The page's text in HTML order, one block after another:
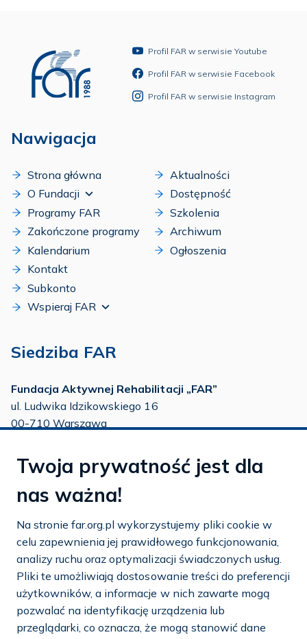
Profil FAR w serwisie Youtube
Profil FAR w serwisie Facebook
Profil FAR w serwisie Instagram
Nawigacja
Strona główna
O Fundacji
Programy FAR
Zakończone programy
Kalendarium
Kontakt
Subkonto
Wspieraj FAR
Aktualności
Dostępność
Szkolenia
Archiwum
Ogłoszenia
Siedziba FAR
Fundacja Aktywnej Rehabilitacji „FAR”
ul. Ludwika Idzikowskiego 16
00-710 Warszawa
tel.:22 651 88 03
22 858 26 39
tel.:22 642 22 91
e-mail:info@far.org.pl
Mapa strony
Dostosuj cookies
Twoja prywatność jest dla
nas ważna!
Na stronie far.org.pl wykorzystujemy pliki cookie w
celu zapewnienia jej prawidłowego funkcjonowania,
analizy ruchu oraz optymalizacji świadczonych usług.
Pliki te umożliwiają dostosowanie treści do preferencji
użytkowników, a informacje w nich zawarte mogą
pozwalać na identyfikację urządzenia lub
przeglądarki, co oznacza, że mogą stanowić dane